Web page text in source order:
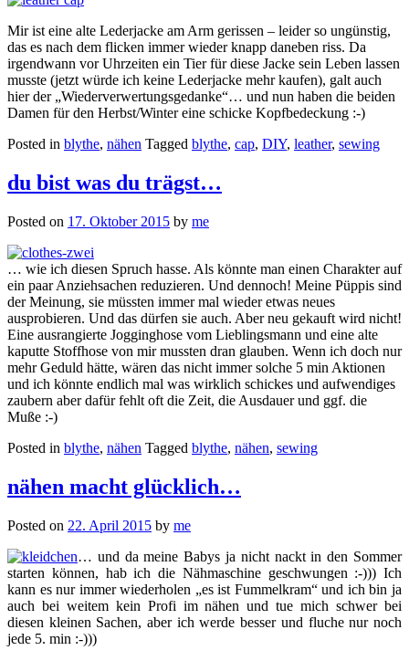
Mir ist eine alte Lederjacke am Arm gerissen – leider so ungünstig,
das es nach dem flicken immer wieder knapp daneben riss. Da
irgendwann vor Uhrzeiten ein Tier für diese Jacke sein Leben lassen
musste (jetzt würde ich keine Lederjacke mehr kaufen), galt auch
hier der „Wiederverwertungsgedanke“… und nun haben die beiden
Damen für den Herbst/Winter eine schicke Kopfbedeckung :-)
Posted in blythe, nähen Tagged blythe, cap, DIY, leather, sewing
du bist was du trägst…
Posted on 17. Oktober 2015 by me
… wie ich diesen Spruch hasse. Als könnte man einen Charakter auf
ein paar Anziehsachen reduzieren. Und dennoch! Meine Püppis sind
der Meinung, sie müssten immer mal wieder etwas neues
ausprobieren. Und das dürfen sie auch. Aber neu gekauft wird nicht!
Eine ausrangierte Jogginghose vom Lieblingsmann und eine alte
kaputte Stoffhose von mir mussten dran glauben. Wenn ich doch nur
mehr Geduld hätte, wären das nicht immer solche 5 min Aktionen
und ich könnte endlich mal was wirklich schickes und aufwendiges
zaubern aber dafür fehlt oft die Zeit, die Ausdauer und ggf. die
Muße :-)
Posted in blythe, nähen Tagged blythe, nähen, sewing
nähen macht glücklich…
Posted on 22. April 2015 by me
… und da meine Babys ja nicht nackt in den Sommer
starten können, hab ich die Nähmaschine geschwungen :-))) Ich
kann es nur immer wiederholen „es ist Fummelkram“ und ich bin ja
auch bei weitem kein Profi im nähen und tue mich schwer bei
diesen kleinen Sachen, aber ich werde besser und fluche nur noch
jede 5. min :-)))